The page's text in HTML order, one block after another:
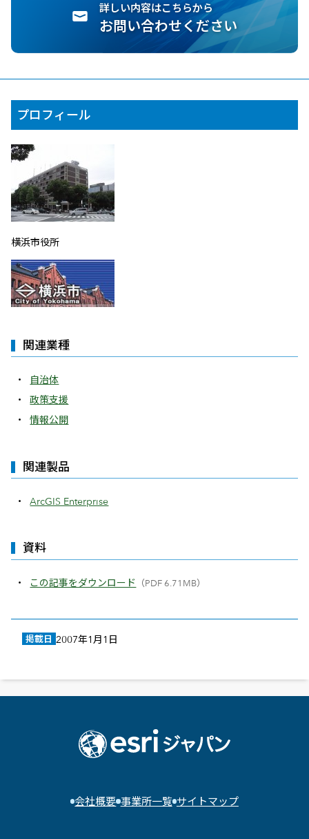
詳しい内容はこちらから
お問い合わせください
プロフィール
横浜市役所
掲載日 2007年1月1日
関連業種
自治体
政策支援
情報公開
関連製品
ArcGIS Enterprise
資料
この記事をダウンロード （PDF 6.71MB）
会社概要 事業所一覧 サイトマップ